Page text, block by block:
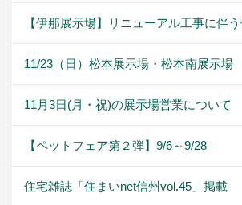
【伊那展示場】リニューアル工事に伴
11/23（日）松本展示場・松本南展示
11月3日(月・祝)の展示場営業について
【ペットフェア第２弾】9/6～9/28
住宅雑誌「住まいnet信州vol.45」掲載